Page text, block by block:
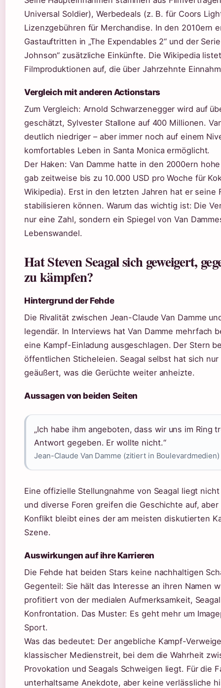
Universal Soldier), Werbedeals (z. B. für Coors
Lizenzgebühren für Merchandise. In den 2010ern
Gastauftritten in „The Expendables 2“ und der
Johnson“ zusätzliche Einkünfte. Die Wikipedia
Filmproduktionen auf, die über Jahrzehnte
Vergleich mit anderen Actionstars
Zum Vergleich: Arnold Schwarzenegger wird auf
geschätzt, Sylvester Stallone auf 400 Millionen.
deutlich niedriger – aber immer noch auf einem
komfortables Leben in Santa Monica ermöglicht.
Der Haken: Van Damme hatte in den 2000ern
gab zeitweise bis zu 10.000 USD pro Woche für
Wikipedia). Erst in den letzten Jahren hat er seine
stabilisieren können. Warum das wichtig ist: Die
nur eine Zahl, sondern ein Spiegel von Van
Lebenswandel.
Hat Steven Seagal sich geweigert,
zu kämpfen?
Hintergrund der Fehde
Die Rivalität zwischen Jean-Claude Van Damme
legendär. In Interviews hat Van Damme mehrfach
eine Kampf-Einladung ausgeschlagen. Der Stern
öffentlichen Sticheleien. Seagal selbst hat sich
geäußert, was die Gerüchte weiter anheizte.
Aussagen von beiden Seiten
„Ich habe ihm angeboten, dass wir uns im Ring
Antwort gegeben. Er wollte nicht.“
Jean-Claude Van Damme (zitiert in Boulevardmedien)
Eine offizielle Stellungnahme von Seagal liegt
und diverse Foren greifen die Geschichte auf,
Konflikt bleibt eines der am meisten diskutierten
Szene.
Auswirkungen auf ihre Karrieren
Die Fehde hat beiden Stars keine nachhaltigen
Gegenteil: Sie hält das Interesse an ihren Namen
profitiert von der medialen Aufmerksamkeit,
Konfrontation. Das Muster: Es geht mehr um
Sport.
Was das bedeutet: Der angebliche Kampf-
klassischer Medienstreit, bei dem die Wahrheit
Provokation und Seagals Schweigen liegt. Für die
unterhaltsame Anekdote, aber keine verlässliche